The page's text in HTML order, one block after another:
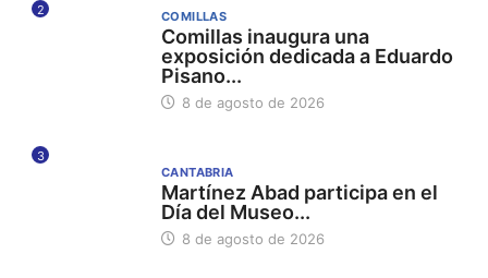
2 COMILLAS
Comillas inaugura una
exposición dedicada a Eduardo
Pisano...
8 de agosto de 2026
3
CANTABRIA
Martínez Abad participa en el
Día del Museo...
8 de agosto de 2026